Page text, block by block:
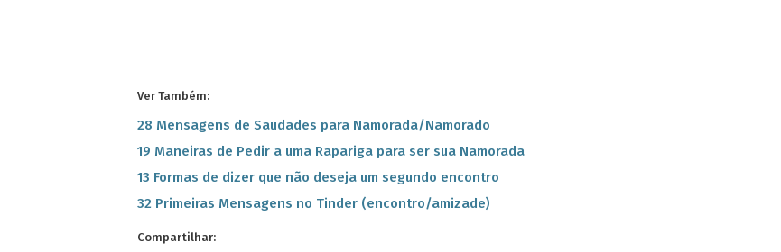
Ver Também:
28 Mensagens de Saudades para Namorada/Namorado
19 Maneiras de Pedir a uma Rapariga para ser sua Namorada
13 Formas de dizer que não deseja um segundo encontro
32 Primeiras Mensagens no Tinder (encontro/amizade)